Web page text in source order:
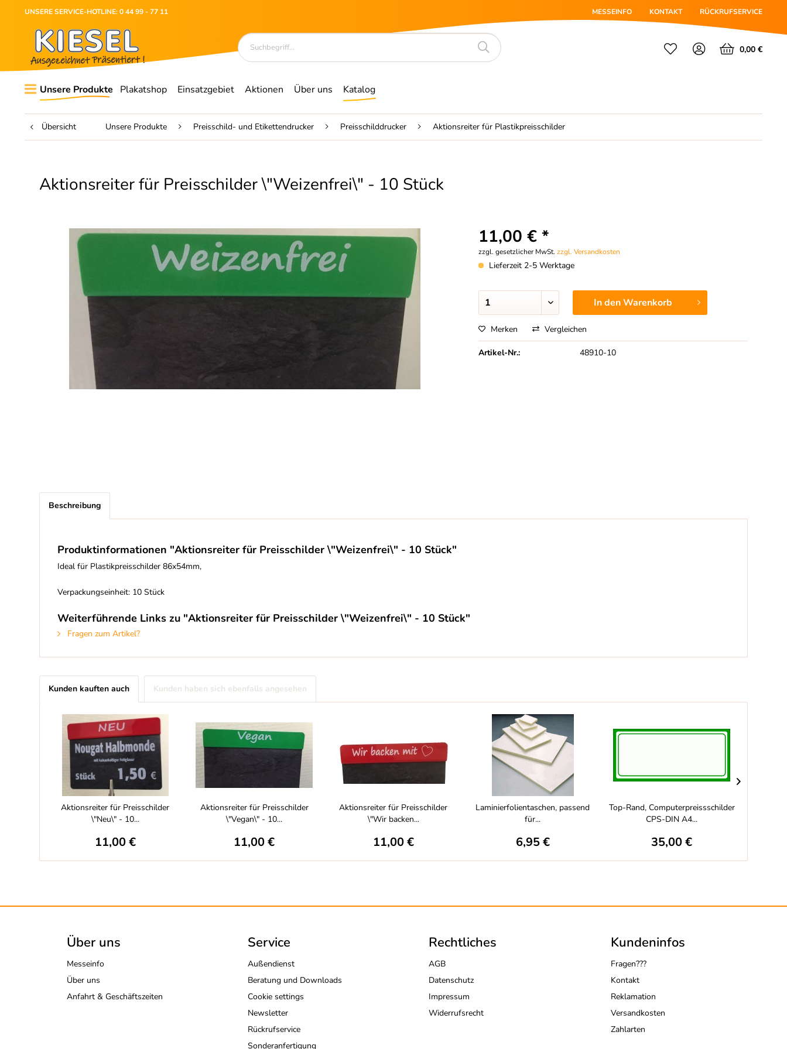
UNSERE SERVICE-HOTLINE: 0 44 99 - 77 11 MESSEINFO KONTAKT RÜCKRUFSERVICE
0,00 €
Unsere Produkte Plakatshop Einsatzgebiet Aktionen Über uns Katalog
Übersicht Unsere Produkte Preisschild- und Etikettendrucker Preisschilddrucker Aktionsreiter für Plastikpreisschilder
Aktionsreiter für Preisschilder \"Weizenfrei\" - 10 Stück
11,00 € *
zzgl. gesetzlicher MwSt.zzgl. Versandkosten
Lieferzeit 2-5 Werktage
In denWarenkorb
Merken Vergleichen
Artikel-Nr.: 48910-10
Beschreibung
Produktinformationen "Aktionsreiter für Preisschilder \"Weizenfrei\" - 10 Stück"
Ideal für Plastikpreisschilder 86x54mm,
Verpackungseinheit: 10 Stück
Weiterführende Links zu "Aktionsreiter für Preisschilder \"Weizenfrei\" - 10 Stück"
Fragen zum Artikel?
Kunden kauften auch Kunden haben sich ebenfalls angesehen
Aktionsreiter für Preisschilder
\"Neu\" - 10...
11,00 €
Aktionsreiter für Preisschilder
\"Vegan\" - 10...
11,00 €
Aktionsreiter für Preisschilder
\"Wir backen...
11,00 €
Laminierfolientaschen, passend
für...
6,95 €
Top-Rand, Computerpreissschilder
CPS-DIN A4...
35,00 €
Über uns
Messeinfo
Über uns
Anfahrt & Geschäftszeiten
Service
Außendienst
Beratung und Downloads
Cookie settings
Newsletter
Rückrufservice
Sonderanfertigung
Rechtliches
AGB
Datenschutz
Impressum
Widerrufsrecht
Kundeninfos
Fragen???
Kontakt
Reklamation
Versandkosten
Zahlarten